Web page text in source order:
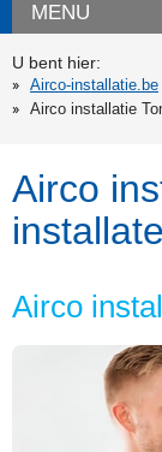
MENU
U bent hier:
Airco-installatie.be
Airco installatie
Airco
Airco